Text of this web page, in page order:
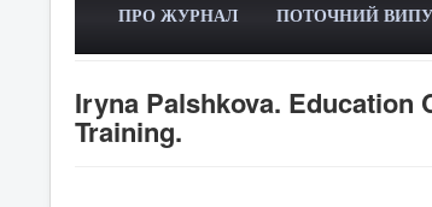
ПРО ЖУРНАЛ ПОТОЧНИЙ
Iryna Palshkova. Education
Training.